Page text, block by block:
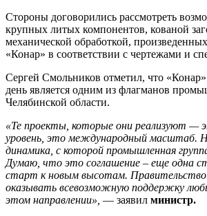
Стороны договорились рассмотреть
крупных литых компонентов, кованой
механической обработкой,
«Конар» в соответствии с чертежами и
Сергей Смольников отметил, что
день является одним из флагманов
Челябинской области.
«Те проекты, которые они реализуют —
уровень, это международный масштаб.
динамика, с которой промышленная
Думаю, что это соглашение – еще одна
старт к новым высотам. Правительство
оказывать всевозможную поддержку
этом направлении», — заявил министр.